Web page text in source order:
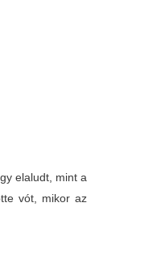
elaludt, mint a
vót, mikor az